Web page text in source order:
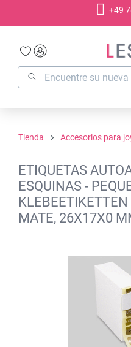
+49
Tienda Accesorios para
ETIQUETAS
ESQUINAS -
KLEBEETIKETTEN
MATE, 26X17X0
Omitir galería de imágenes